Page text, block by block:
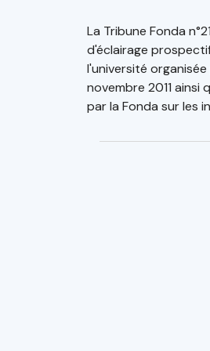
La Tribune Fonda
d'éclairage
l'université
novembre 2011
par la Fonda sur les